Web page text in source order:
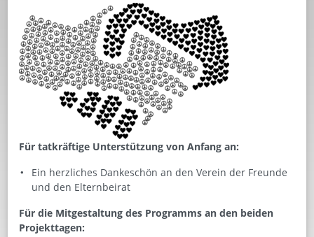
Für tatkräftige Unterstützung von Anfang an:
Ein herzliches Dankeschön an den Verein der Freunde
und den Elternbeirat
Für die Mitgestaltung des Programms an den beiden
Projekttagen: